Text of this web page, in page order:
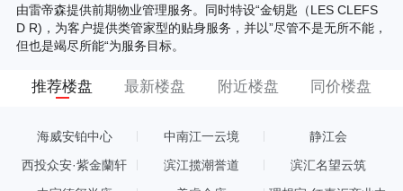
由雷帝森提供前期物业管理服务。同时特设“金钥匙（LES CLEFS
D R)，为客户提供类管家型的贴身服务，并以”尽管不是无所不能，
但也是竭尽所能“为服务目标。
推荐楼盘 最新楼盘 附近楼盘 同价楼盘
海威安铂中心 中南江一云境 静江会
西投众安·紫金蘭轩 滨江揽潮誉道 滨汇名望云筑